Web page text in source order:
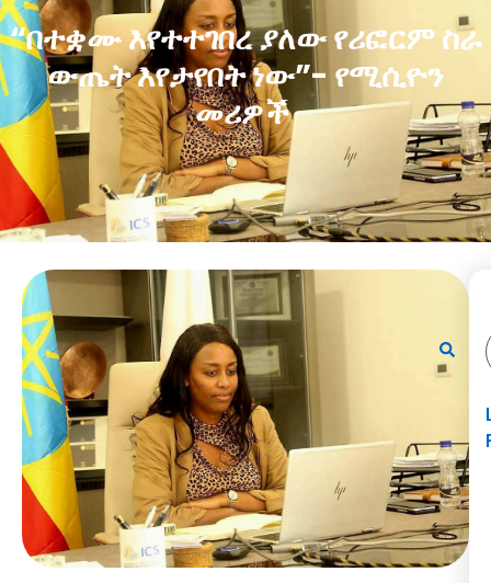
“በተቋሙ እየተተገበረ ያለው የሪፎርም ስራ
ውጤት እየታየበት ነው”- የሚሲዮን
መሪዎች